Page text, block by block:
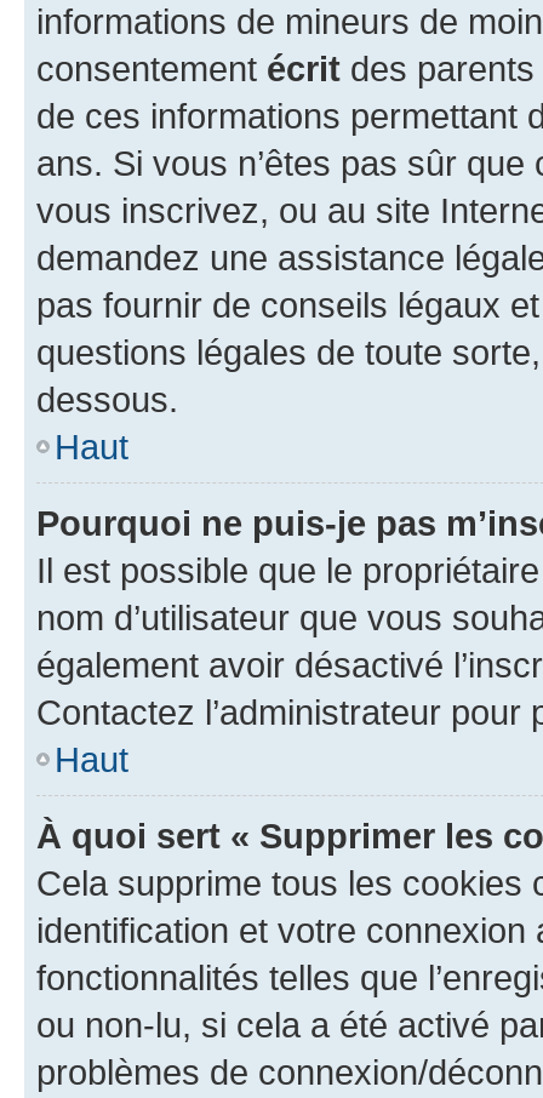
informations de mineurs de
consentement écrit des parents
de ces informations permettant
ans. Si vous n’êtes pas sûr
vous inscrivez, ou au site
demandez une assistance
pas fournir de conseils légaux
questions légales de toute
dessous.
Haut
Pourquoi ne puis-je pas
Il est possible que le
nom d’utilisateur que vous
également avoir désactivé
Contactez l’administrateur
Haut
À quoi sert « Supprimer les
Cela supprime tous les cookies
identification et votre
fonctionnalités telles que
ou non-lu, si cela a été activé
problèmes de connexion/